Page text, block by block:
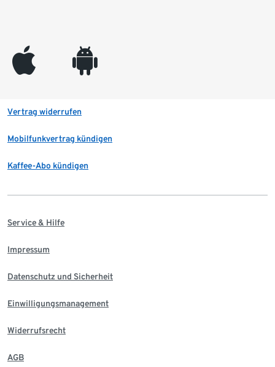
appleinc android
Vertrag widerrufen
Mobilfunkvertrag kündigen
Kaffee-Abo kündigen
Service & Hilfe
Impressum
Datenschutz und Sicherheit
Einwilligungsmanagement
Widerrufsrecht
AGB